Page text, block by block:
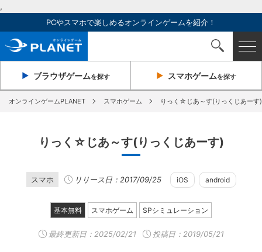
,
PCやスマホで楽しめるオンラインゲームを紹介！
ブラウザゲームを探す スマホゲームを探す
オンラインゲームPLANET スマホゲーム りっく☆じあ～す(りっくじあーす)
りっく☆じあ～す(りっくじあーす)
スマホ リリース日：2017/09/25 iOS android
基本無料 スマホゲーム SPシミュレーション
最終更新日： 2025/02/21 投稿日：2019/05/21